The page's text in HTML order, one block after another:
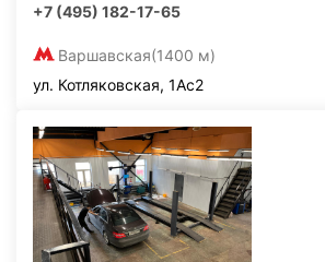
+7 (495) 182-17-65
Варшавская(1400 м)
ул. Котляковская, 1Ас2